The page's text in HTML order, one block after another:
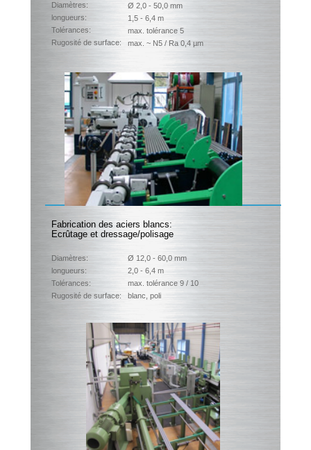
Fabrication des aciers blancs:
Ecrûtage et dressage/polisage
Diamètres:
longueurs:
Tolérances:
Rugosité de surface:
Diamètres:
longueurs:
Tolérances:
Rugosité de surface:
Ø 2,0 - 50,0 mm
1,5 - 6,4 m
max. tolérance 5
max. ~ N5 / Ra 0,4 µm
Ø 12,0 - 60,0 mm
2,0 - 6,4 m
max. tolérance 9 / 10
blanc, poli